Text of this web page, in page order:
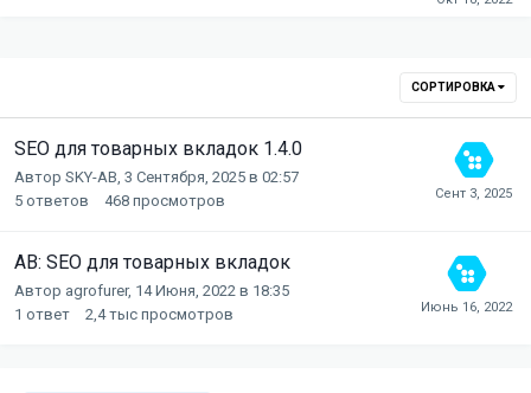
СОРТИРОВКА
SEO для товарных вкладок 1.4.0
Автор SKY-AB 3 Сентября, 2025 в 02:57
5 ответов 468 просмотров
AB: SEO для товарных вкладок
Автор agrofurer, 14 Июня, 2022 в 18:35
1 ответ 2,4 тыс просмотров